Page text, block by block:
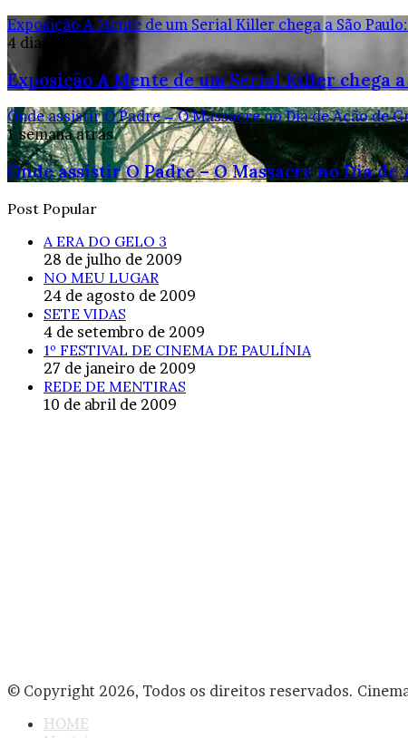
Exposição A Mente de um Serial Killer chega a São
4 dias atrás
Exposição A Mente de um Serial Killer chega
Onde assistir O Padre – O Massacre no Dia de Ação de
1 semana atrás
Onde assistir O Padre – O Massacre no Dia de
Post Popular
A ERA DO GELO 3
28 de julho de 2009
NO MEU LUGAR
24 de agosto de 2009
SETE VIDAS
4 de setembro de 2009
1º FESTIVAL DE CINEMA DE PAULÍNIA
27 de janeiro de 2009
REDE DE MENTIRAS
10 de abril de 2009
© Copyright 2026, Todos os direitos reservados.
HOME